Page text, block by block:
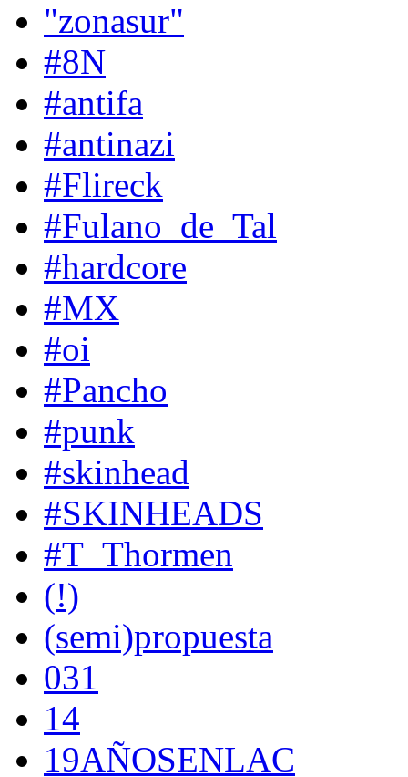
"zonasur"
#8N
#antifa
#antinazi
#Flireck
#Fulano_de_Tal
#hardcore
#MX
#oi
#Pancho
#punk
#skinhead
#SKINHEADS
#T_Thormen
(!)
(semi)propuesta
031
14
19AÑOSENLAC